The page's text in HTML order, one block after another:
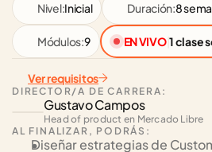
Nivel:Inicial Duración:8
Módulos:9 EN VIVO|1 clase
Ver requisitos
DIRECTOR/A DE CARRERA:
Gustavo Campos
Head of product en Mercado Libre
AL FINALIZAR, PODRÁS:
Diseñar estrategias de